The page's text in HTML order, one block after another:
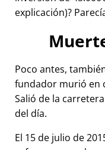
explicación)?
Poco antes,
fundador murió en
Salió de la
del día.
El 15 de julio de